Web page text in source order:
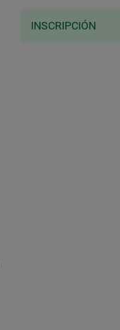
INSCRIPCIÓN